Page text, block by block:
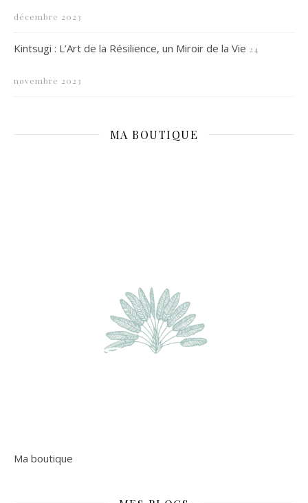
décembre 2023
Kintsugi : L’Art de la Résilience, un Miroir de la Vie 24
novembre 2023
MA BOUTIQUE
Ma boutique